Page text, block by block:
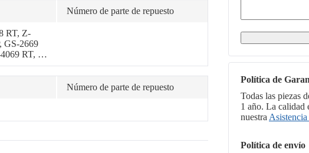
Número de parte de repuesto
RT, Z-
GS-2669
RT, Z-
45
Número de parte de repuesto
Política de
Todas las piezas
1 año. La calidad
nuestra
Política de envío